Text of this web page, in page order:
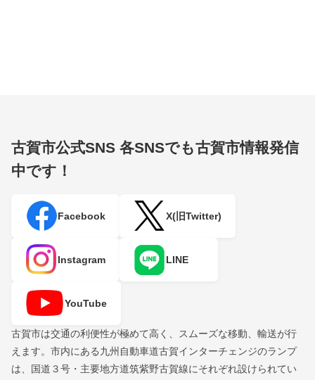
古賀市公式SNS 各SNSでも古賀市情報発信
中です！
Facebook X(旧Twitter)
Instagram LINE
YouTube
古賀市は交通の利便性が極めて高く、スムーズな移動、輸送が行
えます。市内にある九州自動車道古賀インターチェンジのランプ
は、国道３号・主要地方道筑紫野古賀線にそれぞれ設けられてい